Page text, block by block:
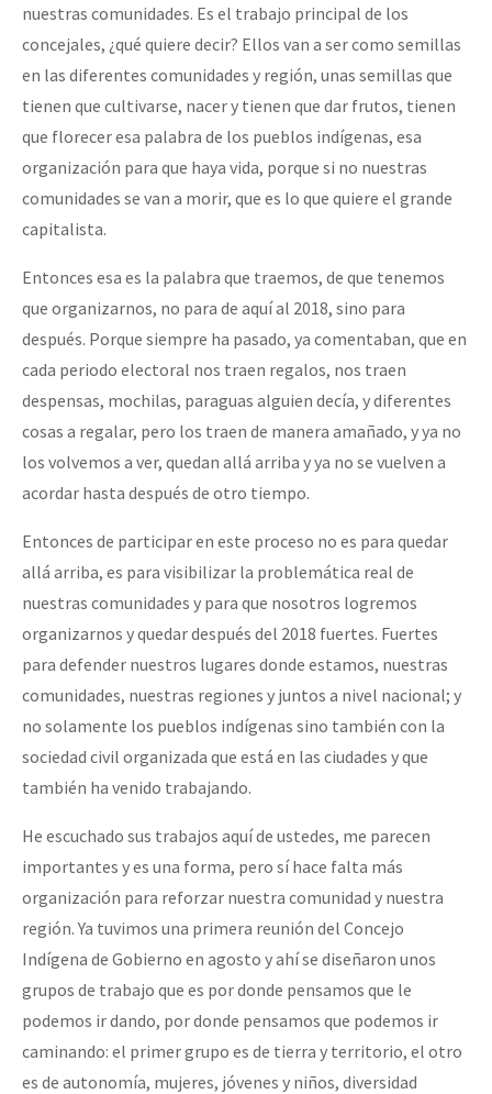
nuestras comunidades. Es el trabajo principal de los
concejales, ¿qué quiere decir? Ellos van a ser como semillas
en las diferentes comunidades y región, unas semillas que
tienen que cultivarse, nacer y tienen que dar frutos, tienen
que florecer esa palabra de los pueblos indígenas, esa
organización para que haya vida, porque si no nuestras
comunidades se van a morir, que es lo que quiere el grande
capitalista.
Entonces esa es la palabra que traemos, de que tenemos
que organizarnos, no para de aquí al 2018, sino para
después. Porque siempre ha pasado, ya comentaban, que en
cada periodo electoral nos traen regalos, nos traen
despensas, mochilas, paraguas alguien decía, y diferentes
cosas a regalar, pero los traen de manera amañado, y ya no
los volvemos a ver, quedan allá arriba y ya no se vuelven a
acordar hasta después de otro tiempo.
Entonces de participar en este proceso no es para quedar
allá arriba, es para visibilizar la problemática real de
nuestras comunidades y para que nosotros logremos
organizarnos y quedar después del 2018 fuertes. Fuertes
para defender nuestros lugares donde estamos, nuestras
comunidades, nuestras regiones y juntos a nivel nacional; y
no solamente los pueblos indígenas sino también con la
sociedad civil organizada que está en las ciudades y que
también ha venido trabajando.
He escuchado sus trabajos aquí de ustedes, me parecen
importantes y es una forma, pero sí hace falta más
organización para reforzar nuestra comunidad y nuestra
región. Ya tuvimos una primera reunión del Concejo
Indígena de Gobierno en agosto y ahí se diseñaron unos
grupos de trabajo que es por donde pensamos que le
podemos ir dando, por donde pensamos que podemos ir
caminando: el primer grupo es de tierra y territorio, el otro
es de autonomía, mujeres, jóvenes y niños, diversidad